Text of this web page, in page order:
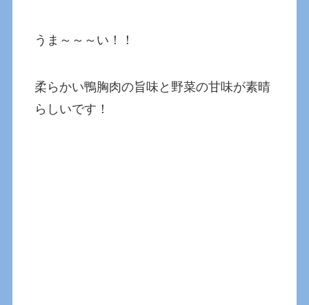
うま～～～い！！
柔らかい鴨胸肉の旨味と野菜の甘味が素晴
らしいです！